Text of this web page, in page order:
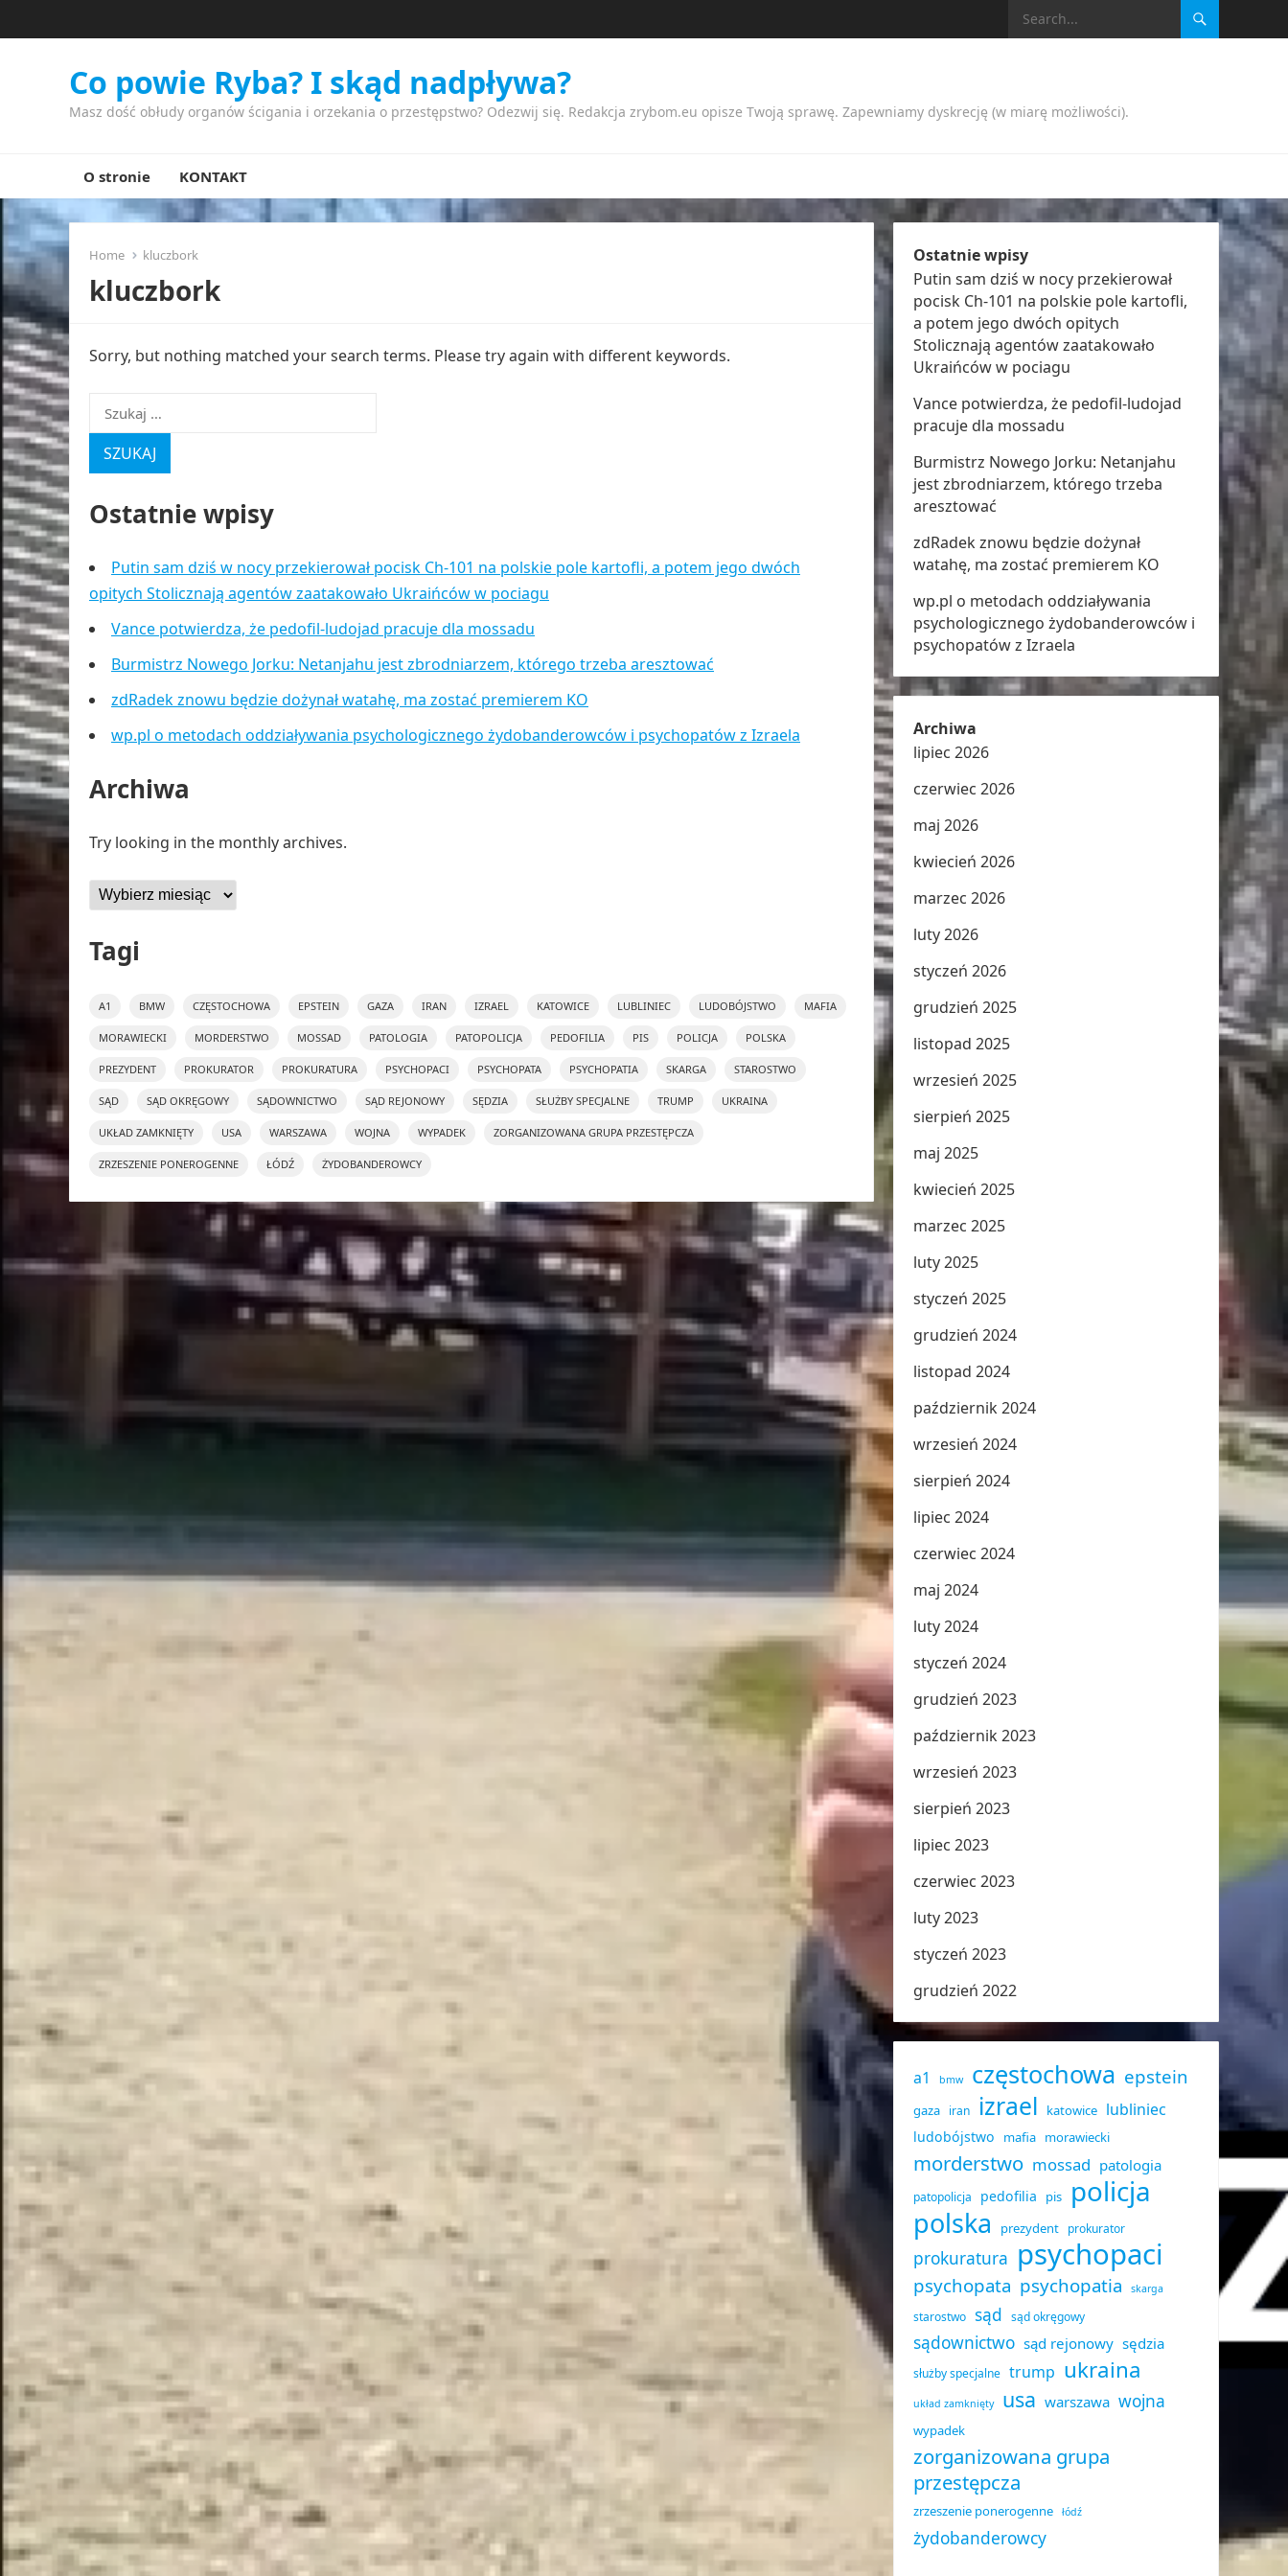
Co powie Ryba? I skąd nadpływa?
Masz dość obłudy organów ścigania i orzekania o przestępstwo? Odezwij się. Redakcja zrybom.eu opisze Twoją sprawę. Zapewniamy dyskrecję (w miarę możliwości).
O stronie KONTAKT
Home kluczbork
kluczbork
Sorry, but nothing matched your search terms. Please try again with different keywords.
Szukaj:
Ostatnie wpisy
Putin sam dziś w nocy przekierował pocisk Ch-101 na polskie pole kartofli, a potem jego dwóch
opitych Stolicznają agentów zaatakowało Ukraińców w pociagu
Vance potwierdza, że pedofil-ludojad pracuje dla mossadu
Burmistrz Nowego Jorku: Netanjahu jest zbrodniarzem, którego trzeba aresztować
zdRadek znowu będzie dożynał watahę, ma zostać premierem KO
wp.pl o metodach oddziaływania psychologicznego żydobanderowców i psychopatów z Izraela
Archiwa
Try looking in the monthly archives.
Archiwa
Tagi
A1 BMW CZĘSTOCHOWA EPSTEIN GAZA IRAN IZRAEL KATOWICE LUBLINIEC LUDOBÓJSTWO MAFIA
MORAWIECKI MORDERSTWO MOSSAD PATOLOGIA PATOPOLICJA PEDOFILIA PIS POLICJA POLSKA
PREZYDENT PROKURATOR PROKURATURA PSYCHOPACI PSYCHOPATA PSYCHOPATIA SKARGA STAROSTWO
SĄD SĄD OKRĘGOWY SĄDOWNICTWO SĄD REJONOWY SĘDZIA SŁUŻBY SPECJALNE TRUMP UKRAINA
UKŁAD ZAMKNIĘTY USA WARSZAWA WOJNA WYPADEK ZORGANIZOWANA GRUPA PRZESTĘPCZA
ZRZESZENIE PONEROGENNE ŁÓDŹ ŻYDOBANDEROWCY
Ostatnie wpisy
Putin sam dziś w nocy przekierował
pocisk Ch-101 na polskie pole kartofli,
a potem jego dwóch opitych
Stolicznają agentów zaatakowało
Ukraińców w pociagu
Vance potwierdza, że pedofil-ludojad
pracuje dla mossadu
Burmistrz Nowego Jorku: Netanjahu
jest zbrodniarzem, którego trzeba
aresztować
zdRadek znowu będzie dożynał
watahę, ma zostać premierem KO
wp.pl o metodach oddziaływania
psychologicznego żydobanderowców i
psychopatów z Izraela
Archiwa
lipiec 2026
czerwiec 2026
maj 2026
kwiecień 2026
marzec 2026
luty 2026
styczeń 2026
grudzień 2025
listopad 2025
wrzesień 2025
sierpień 2025
maj 2025
kwiecień 2025
marzec 2025
luty 2025
styczeń 2025
grudzień 2024
listopad 2024
październik 2024
wrzesień 2024
sierpień 2024
lipiec 2024
czerwiec 2024
maj 2024
luty 2024
styczeń 2024
grudzień 2023
październik 2023
wrzesień 2023
sierpień 2023
lipiec 2023
czerwiec 2023
luty 2023
styczeń 2023
grudzień 2022
a1 bmw częstochowa epstein
gaza iran izrael katowice lubliniec
ludobójstwo mafia morawiecki
morderstwo mossad patologia
patopolicja pedofilia pis policja
polska prezydent prokurator
prokuratura psychopaci
psychopata psychopatia skarga
starostwo sąd sąd okręgowy
sądownictwo sąd rejonowy sędzia
służby specjalne trump ukraina
układ zamknięty usa warszawa wojna
wypadek
zorganizowana grupa
przestępcza
zrzeszenie ponerogenne łódź
żydobanderowcy